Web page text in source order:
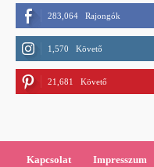
283,064 Rajongók
1,570 Követő
21,681 Követő
Kapcsolat Impresszum